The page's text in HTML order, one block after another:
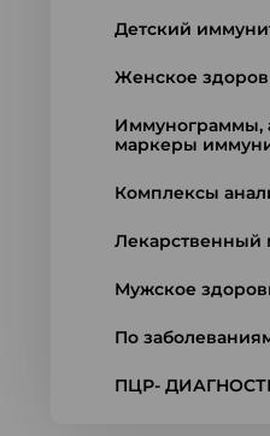
Детский
Женское
Иммунограммы,
маркеры
Комплексы
Лекарственный
Мужское
По
ПЦР-